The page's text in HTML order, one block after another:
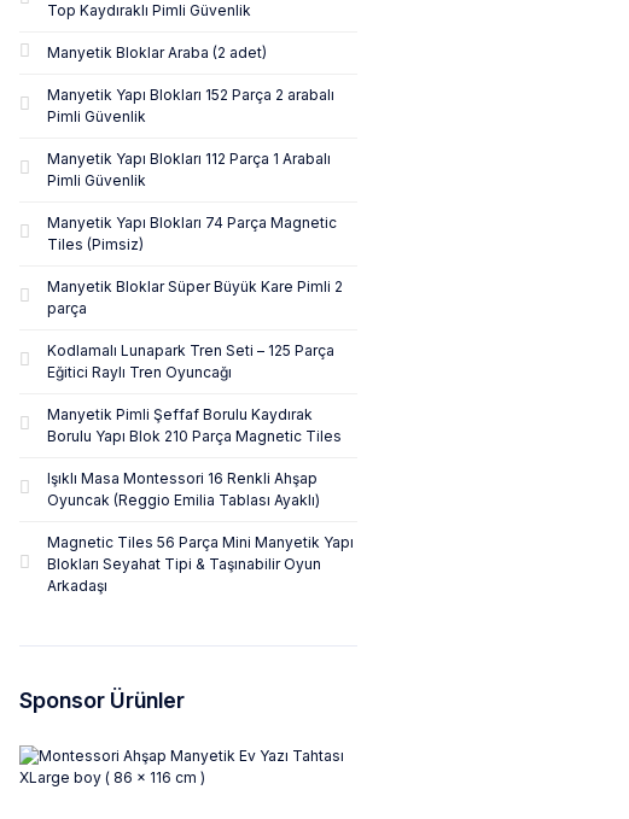
Top Kaydıraklı Pimli Güvenlik
Manyetik Bloklar Araba (2 adet)
Manyetik Yapı Blokları 152 Parça 2 arabalı
Pimli Güvenlik
Manyetik Yapı Blokları 112 Parça 1 Arabalı
Pimli Güvenlik
Manyetik Yapı Blokları 74 Parça Magnetic
Tiles (Pimsiz)
Manyetik Bloklar Süper Büyük Kare Pimli 2
parça
Kodlamalı Lunapark Tren Seti – 125 Parça
Eğitici Raylı Tren Oyuncağı
Manyetik Pimli Şeffaf Borulu Kaydırak
Borulu Yapı Blok 210 Parça Magnetic Tiles
Işıklı Masa Montessori 16 Renkli Ahşap
Oyuncak (Reggio Emilia Tablası Ayaklı)
Magnetic Tiles 56 Parça Mini Manyetik Yapı
Blokları Seyahat Tipi & Taşınabilir Oyun
Arkadaşı
Sponsor Ürünler